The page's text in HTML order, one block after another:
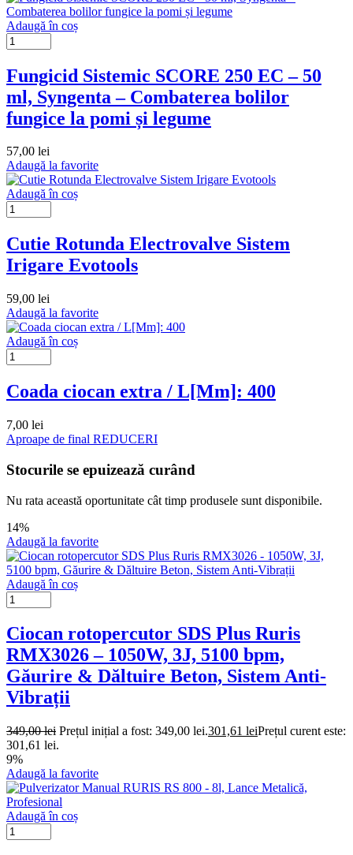
Adaugă în coș
Fungicid Sistemic SCORE 250 EC – 50
ml, Syngenta – Combaterea bolilor
fungice la pomi și legume
57,00 lei
Adaugă la favorite
Adaugă în coș
Cutie Rotunda Electrovalve Sistem
Irigare Evotools
59,00 lei
Adaugă la favorite
Adaugă în coș
Coada ciocan extra / L[Mm]: 400
7,00 lei
Aproape de final REDUCERI
Stocurile se epuizează curând
Nu rata această oportunitate cât timp produsele sunt disponibile.
14%
Adaugă la favorite
Adaugă în coș
Ciocan rotopercutor SDS Plus Ruris
RMX3026 – 1050W, 3J, 5100 bpm,
Găurire & Dăltuire Beton, Sistem Anti-
Vibrații
349,00lei Prețul inițial a fost: 349,00 lei.301,61 leiPrețul curent este:
301,61 lei.
9%
Adaugă la favorite
Adaugă în coș